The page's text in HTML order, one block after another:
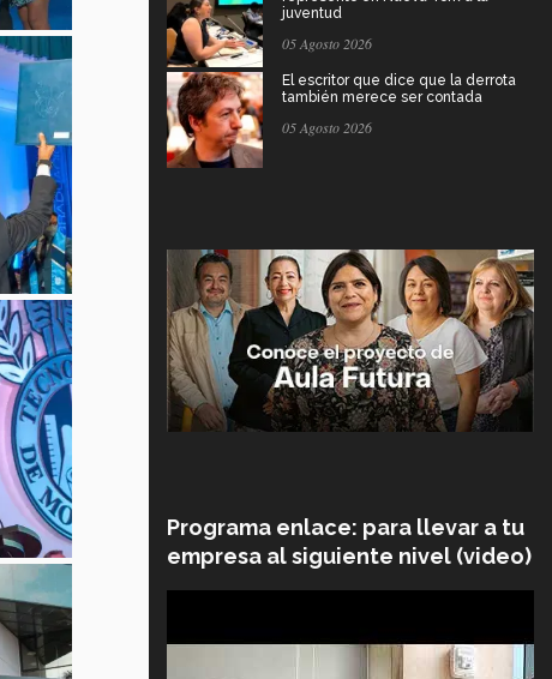
juventud
05 Agosto 2026
El escritor que dice que la derrota
también merece ser contada
05 Agosto 2026
Programa enlace: para llevar a tu
empresa al siguiente nivel (video)